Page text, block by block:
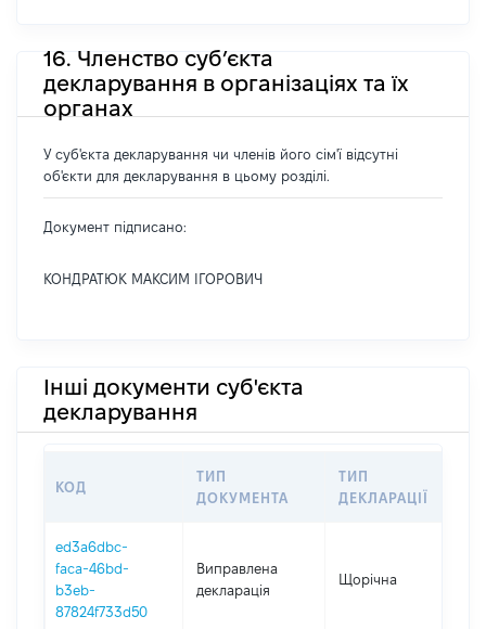
16. Членство суб’єкта
декларування в організаціях та їх
органах
У суб'єкта декларування чи членів його сім'ї відсутні
об'єкти для декларування в цьому розділі.
Документ підписано:
КОНДРАТЮК МАКСИМ ІГОРОВИЧ
Інші документи суб'єкта
декларування
КОД
ТИП
ДОКУМЕНТА
ТИП
ДЕКЛАРАЦІЇ
ed3a6dbc-
faca-46bd-
b3eb-
87824f733d50
Виправлена
декларація
Щорічна